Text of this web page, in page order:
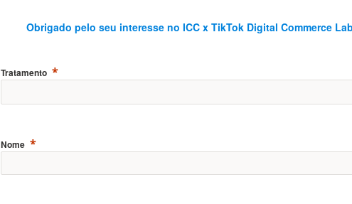
Obrigado pelo seu interesse no ICC x TikTok Digital Commerce
Tratamento
Nome